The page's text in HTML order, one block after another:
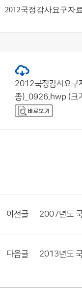
2012국정감사요구자
2012국정감사요구
종)_0926.hwp (크
이전글 2007년도
다음글 2013년도